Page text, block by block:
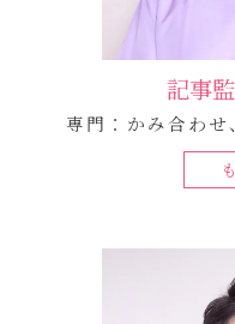
記事
専門：かみ合わせ